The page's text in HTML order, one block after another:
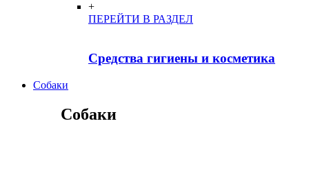
+
ПЕРЕЙТИ В РАЗДЕЛ
Средства гигиены и косметика
Собаки
Собаки